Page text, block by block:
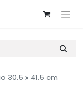
30.5 x 41.5 cm